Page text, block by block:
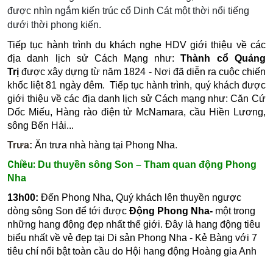
được nhìn ngắm kiến trúc cổ Dinh Cátmột thời nổi tiếng
dưới thời phong kiến.
Tiếp tục hành trình du khách nghe HDV giới thiệu về các
địa danh lịch sử Cách Mạng như:Thành cổ Quảng
Trị được xây dựng từ năm 1824 - Nơi đã diễn ra cuộc chiến
khốc liệt 81 ngày đêm. Tiếp tục hành trình, quý khách được
giới thiệu về các địa danh lịch sử Cách mạng như: Căn Cứ
Dốc Miếu, Hàng rào điện tử McNamara, cầu Hiền Lương,
sông Bến Hải...
Trưa: Ăn trưa nhà hàng tại Phong Nha.
Chiều: Du thuyền sông Son – Tham quan động Phong
Nha
13h00: Đến Phong Nha, Quý khách lên thuyền ngược
dòng sông Son để tới đượcĐộng Phong Nha- một trong
những hang động đẹp nhất thế giới. Đây là hang động tiêu
biểu nhất về vẻ đẹp tại Di sản Phong Nha - Kẻ Bàng với 7
tiêu chí nổi bật toàn cầu do Hội hang động Hoàng gia Anh